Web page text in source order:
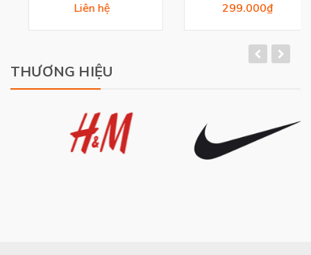
Liên hệ 299.000₫
THƯƠNG HIỆU